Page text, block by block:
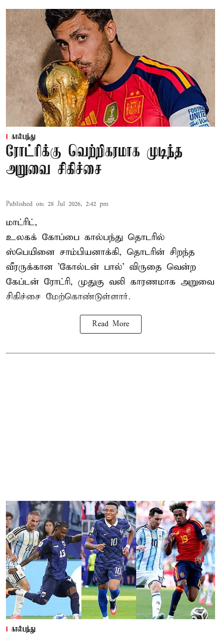
கால்பந்து
ரோட்ரிக்கு வெற்றிகரமாக முடிந்த
அறுவை சிகிச்சை
Published on: 28 Jul 2026, 2:42 pm
மாட்ரிட்,
உலகக் கோப்பை கால்பந்து தொடரில்
ஸ்பெயினை சாம்பியனாக்கி, தொடரின் சிறந்த
வீரருக்கான 'கோல்டன் பால்' விருதை வென்ற
கேப்டன் ரோட்ரி, முதுகு வலி காரணமாக அறுவை
சிகிச்சை மேற்கொண்டுள்ளார்.
Read More
கால்பந்து